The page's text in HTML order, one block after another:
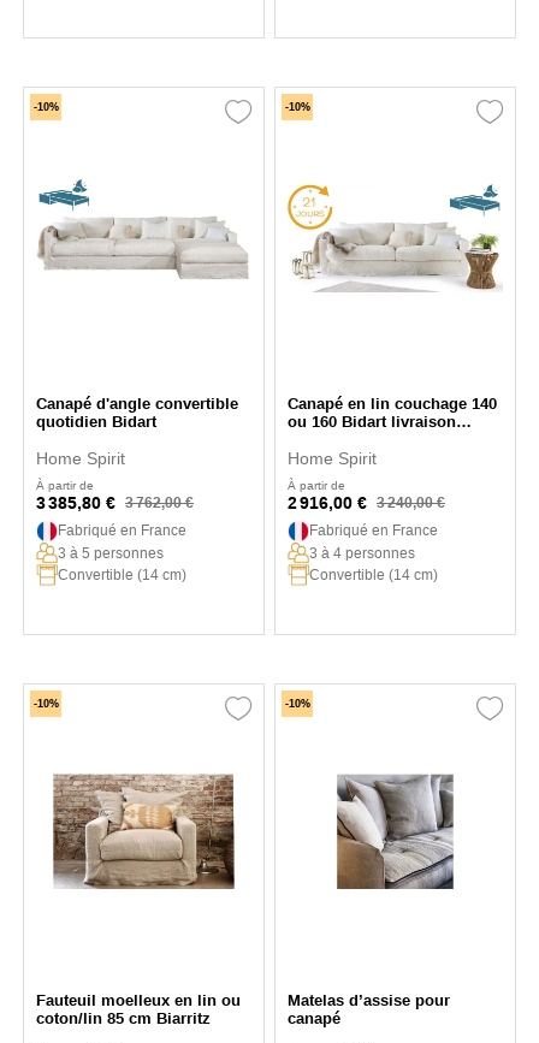
-10%
Canapé d'angle convertible
quotidien Bidart
Home Spirit
À partir de
3 385,80 € 3 762,00 €
Fabriqué en France
3 à 5 personnes
Convertible (14 cm)
-10%
Canapé en lin couchage 140
ou 160 Bidart livraison
Home Spirit
À partir de
2 916,00 € 3 240,00 €
Fabriqué en France
3 à 4 personnes
Convertible (14 cm)
-10%
Fauteuil moelleux en lin ou
coton/lin 85 cm Biarritz
-10%
Matelas d’assise pour
canapé